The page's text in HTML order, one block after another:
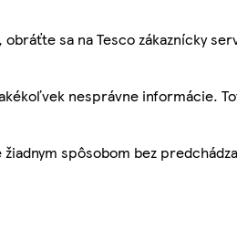
sa na Tesco zákaznícky
nesprávne informácie.
spôsobom bez